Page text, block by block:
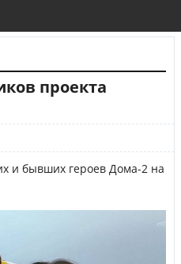
проекта
и бывших героев Дома-2 на